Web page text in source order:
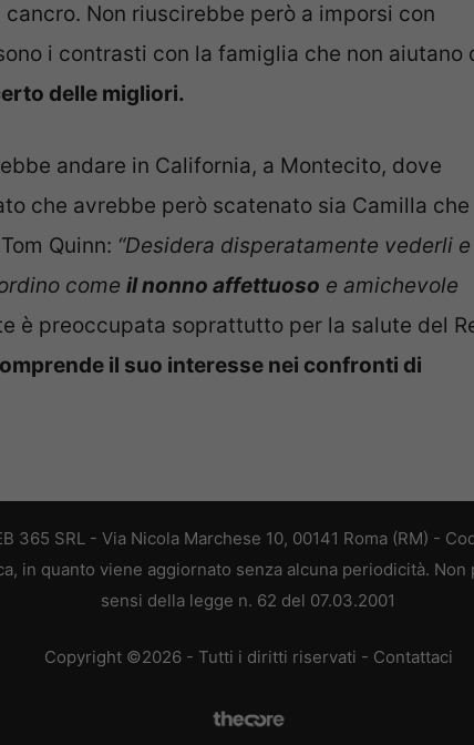
Non riuscirebbe però a imporsi con
i contrasti con la famiglia che non aiutano
delle migliori.
andare in California, a Montecito, dove
che avrebbe però scatenato sia Camilla che
Quinn: “Desidera disperatamente vederli e
come il nonno affettuoso e amichevole
è preoccupata soprattutto per la salute del
il suo interesse nei confronti di
365 SRL - Via Nicola Marchese 10, 00141 Roma (RM) -
in quanto viene aggiornato senza alcuna periodicità.
sensi della legge n. 62 del 07.03.2001
Copyright ©2026 - Tutti i diritti riservati - Contattaci